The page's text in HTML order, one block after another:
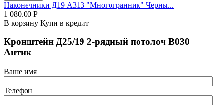
Наконечники Д19 А313 "Многогранник" Черны...
1 080.00 Р
В корзину Купи в кредит
Кронштейн Д25/19 2-рядный потолоч В030
Антик
Ваше имя
Телефон